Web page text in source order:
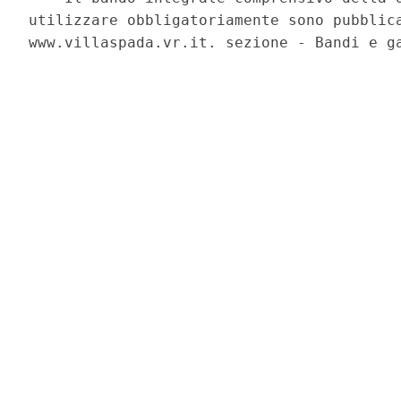
utilizzare obbligatoriamente sono
www.villaspada.vr.it. sezione - Bandi e